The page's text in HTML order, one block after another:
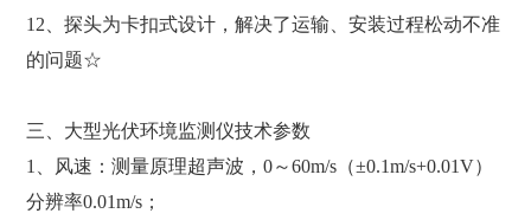
12、探头为卡扣式设计，解决了运输、安装过程松动不准
的问题☆
三、大型光伏环境监测仪技术参数
1、风速：测量原理超声波，0～60m/s（±0.1m/s+0.01V）
分辨率0.01m/s；